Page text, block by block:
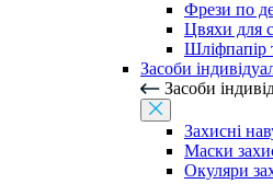
Фрези по
Цвяхи для
Шліфпапір
Засоби
Засоби
Захисні
Маски
Окуляри